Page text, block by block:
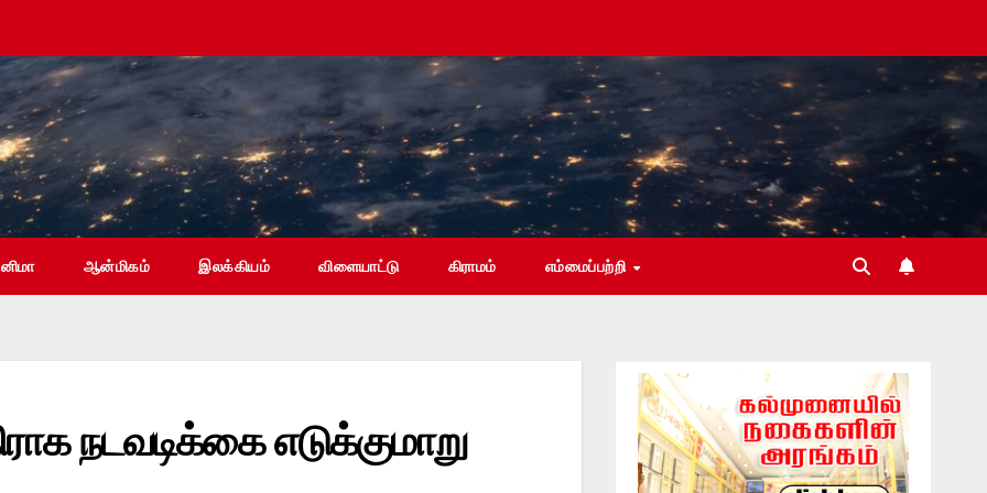
ஆன்மிகம் இலக்கியம் விளையாட்டு கிராமம் எம்மைப்பற்றி
நடவடிக்கை எடுக்குமாறு